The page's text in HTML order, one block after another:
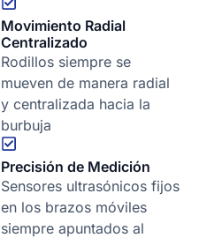
Movimiento Radial
Centralizado
Rodillos siempre se
mueven de manera radial
y centralizada hacia la
burbuja
Precisión de Medición
Sensores ultrasónicos fijos
en los brazos móviles
siempre apuntados al